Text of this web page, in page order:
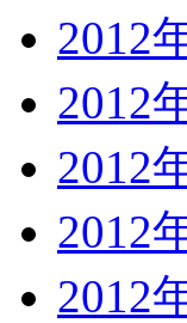
2012
2012
2012
2012
2012